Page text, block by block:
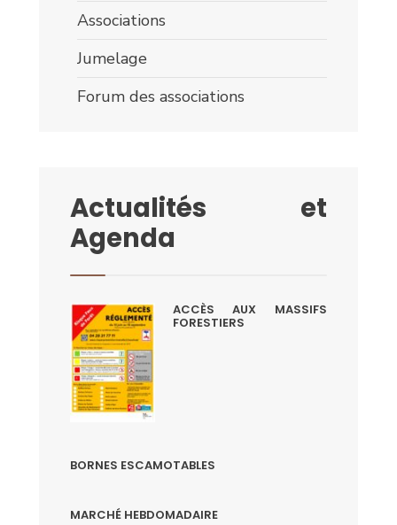
Associations
Jumelage
Forum des associations
Actualités et
Agenda
ACCÈS AUX MASSIFS
FORESTIERS
BORNES ESCAMOTABLES
MARCHÉ HEBDOMADAIRE